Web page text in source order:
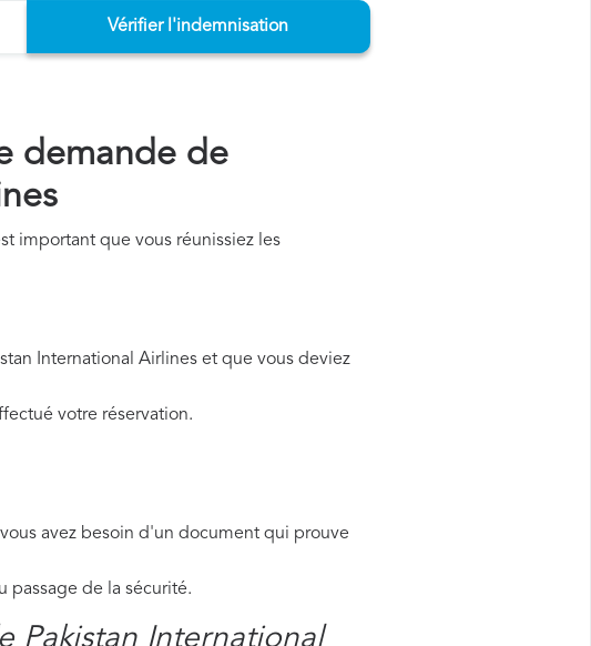
Vérifier l'indemnisation
demande de
important que vous réunissiez les
International Airlines et que vous deviez
votre réservation.
avez besoin d'un document qui prouve
passage de la sécurité.
Pakistan International